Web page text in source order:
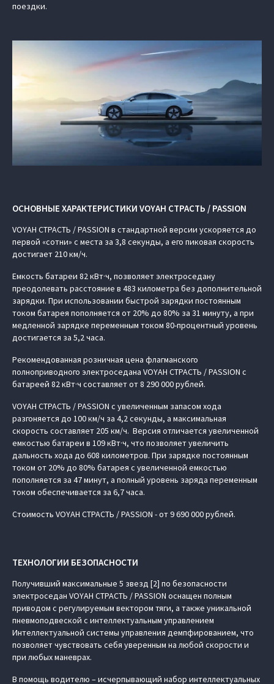
поездки.
ОСНОВНЫЕ ХАРАКТЕРИСТИКИ VOYAH СТРАСТЬ / PASSION
VOYAH СТРАСТЬ / PASSION в стандартной версии ускоряется до
первой «сотни» с места за 3,8 секунды, а его пиковая скорость
достигает 210 км/ч.
Емкость батареи 82 кВт·ч, позволяет электроседану
преодолевать расстояние в 483 километра без дополнительной
зарядки. При использовании быстрой зарядки постоянным
током батарея пополняется от 20% до 80% за 31 минуту, а при
медленной зарядке переменным током 80-процентный уровень
достигается за 5,2 часа.
Рекомендованная розничная цена флагманского
полноприводного электроседана VOYAH СТРАСТЬ / PASSION с
батареей 82 кВт·ч составляет от 8 290 000 рублей.
VOYAH СТРАСТЬ / PASSION с увеличенным запасом хода
разгоняется до 100 км/ч за 4,2 секунды, а максимальная
скорость составляет 205 км/ч. Версия отличается увеличенной
емкостью батареи в 109 кВт·ч, что позволяет увеличить
дальность хода до 608 километров. При зарядке постоянным
током от 20% до 80% батарея с увеличенной емкостью
пополняется за 47 минут, а полный уровень заряда переменным
током обеспечивается за 6,7 часа.
Стоимость VOYAH СТРАСТЬ / PASSION - от 9 690 000 рублей.
ТЕХНОЛОГИИ БЕЗОПАСНОСТИ
Получивший максимальные 5 звезд [2] по безопасности
электроседан VOYAH СТРАСТЬ / PASSION оснащен полным
приводом с регулируемым вектором тяги, а также уникальной
пневмоподвеской с интеллектуальным управлением
Интеллектуальной системы управления демпфированием, что
позволяет чувствовать себя уверенным на любой скорости и
при любых маневрах.
В помощь водителю – исчерпывающий набор интеллектуальных